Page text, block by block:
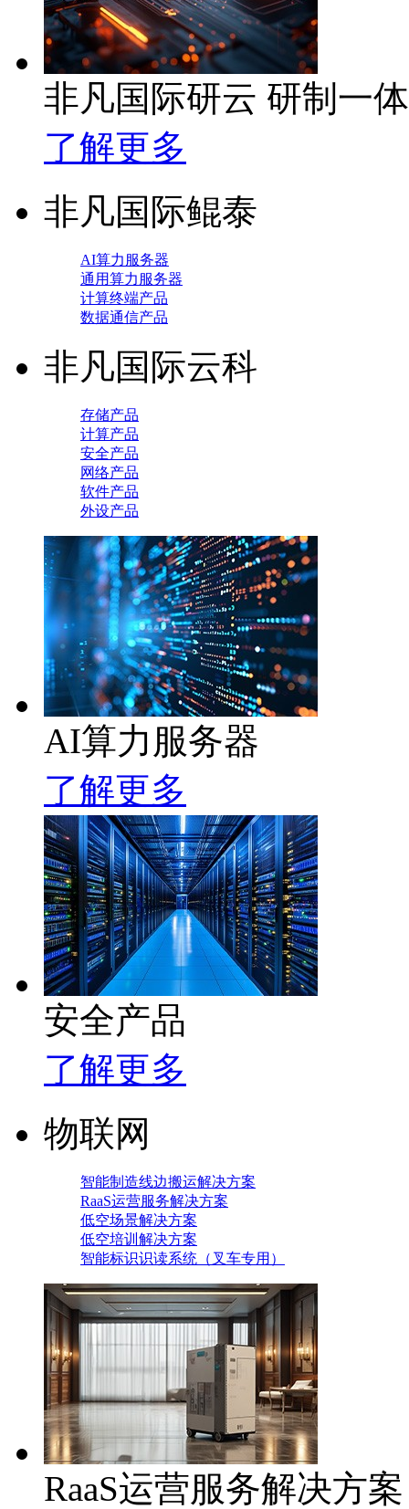
非凡国际研云 研制一
了解更多
非凡国际鲲泰
AI算力服务器
通用算力服务器
计算终端产品
数据通信产品
非凡国际云科
存储产品
计算产品
安全产品
网络产品
软件产品
外设产品
AI算力服务器
了解更多
安全产品
了解更多
物联网
智能制造线边搬运解决方案
RaaS运营服务解决方案
低空场景解决方案
低空培训解决方案
智能标识识读系统（叉车专用）
RaaS运营服务解决方案